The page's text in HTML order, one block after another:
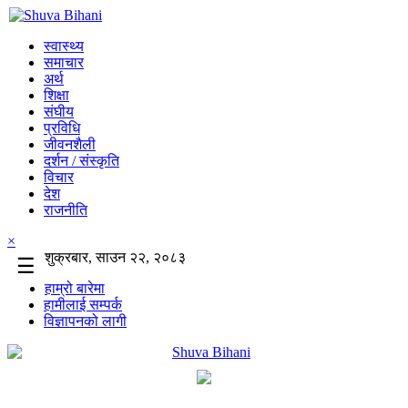
स्वास्थ्य
समाचार
अर्थ
शिक्षा
संघीय
प्रविधि
जीवनशैली
दर्शन / संस्कृति
विचार
देश
राजनीति
×
☰
शुक्रबार, साउन २२, २०८३
हाम्रो बारेमा
हामीलाई सम्पर्क
विज्ञापनको लागी